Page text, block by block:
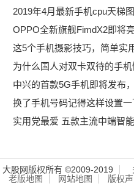
2019年4月最新手机cpu天梯图
OPPO全新旗舰FimdX2即将
这5个手机摄影技巧，简单实
为什么国人对双卡双待的手
中兴的首款5G手机即将发布
换了手机号码记得这样设置
实用党最爱 五款主流中端智
大股网版权所有 ©2009-2019
老版地图
网站地图 版权